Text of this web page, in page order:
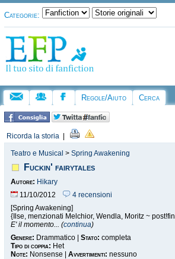
Categorie:
Regole/Aiuto Cerca
Ricorda la storia
Teatro e Musical > Spring Awakening
Fuckin' fairytales
Autore: Hikary
11/10/2012
4 recensioni
[Spring Awakening]
{Ilse, menzionati Melchior, Wendla, Moritz ~
E' il momento... (continua)
Genere: Drammatico | Stato: completa
Tipo di coppia: Het
Note: Nonsense | Avvertimenti: nessuno